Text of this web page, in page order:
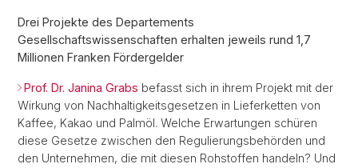
Drei Projekte des Departements
Gesellschaftswissenschaften erhalten jeweils rund 1,7
Millionen Franken Fördergelder
Prof. Dr. Janina Grabs befasst sich in ihrem Projekt mit der
Wirkung von Nachhaltigkeitsgesetzen in Lieferketten von
Kaffee, Kakao und Palmöl. Welche Erwartungen schüren
diese Gesetze zwischen den Regulierungsbehörden und
den Unternehmen, die mit diesen Rohstoffen handeln? Und